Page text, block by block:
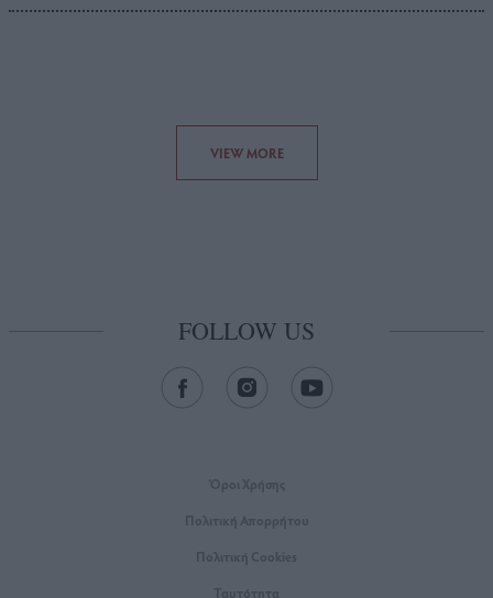
VIEW MORE
FOLLOW US
Όροι Xρήσης
Πολιτική Απορρήτου
Πολιτική Cookies
Ταυτότητα